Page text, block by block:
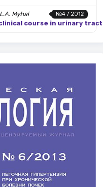
№4 / 2012
Myhal
course in urinary